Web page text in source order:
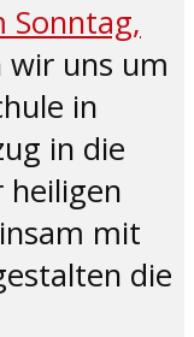
Sonntag,
uns um
in
in die
heiligen
mit
die